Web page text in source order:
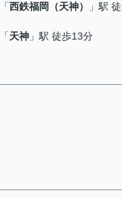
「西鉄福岡（天神）
」駅
「天神 」駅 徒歩13分